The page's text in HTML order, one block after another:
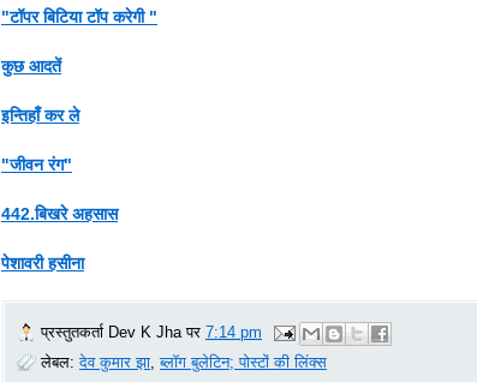
"टॉपर बिटिया टॉप करेगी "
कुछ आदतें
इन्तिहाँ कर ले
"जीवन रंग"
442.बिखरे अहसास
पेशावरी हसीना
प्रस्तुतकर्ता Dev K Jha पर 7:14 pm
लेबल:देव कुमार झा,ब्‍लॉग बुलेटिन; पोस्टों की लिंक्स